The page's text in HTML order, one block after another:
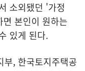
소외됐던 '가정
본인이 원하는
있게 된다.
부, 한국토지주택공